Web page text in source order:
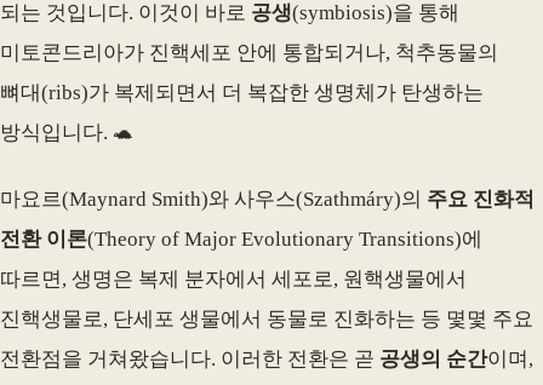
되는 것입니다. 이것이 바로 공생(symbiosis)을 통해
미토콘드리아가 진핵세포 안에 통합되거나, 척추동물의
뼈대(ribs)가 복제되면서 더 복잡한 생명체가 탄생하는
방식입니다. 🐢
마요르(Maynard Smith)와 사우스(Szathmáry)의 주요 진화적
전환 이론(Theory of Major Evolutionary Transitions)에
따르면, 생명은 복제 분자에서 세포로, 원핵생물에서
진핵생물로, 단세포 생물에서 동물로 진화하는 등 몇몇 주요
전환점을 거쳐왔습니다. 이러한 전환은 곧 공생의 순간이며,